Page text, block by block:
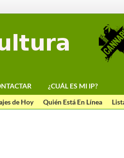
¿CUÁL ES MI IP?
de Hoy Quién Está En Línea